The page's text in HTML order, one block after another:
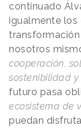
continuado
igualmente los
nosotros
cooperación,
sostenibilidad y
futuro pasa
ecosistema de
puedan